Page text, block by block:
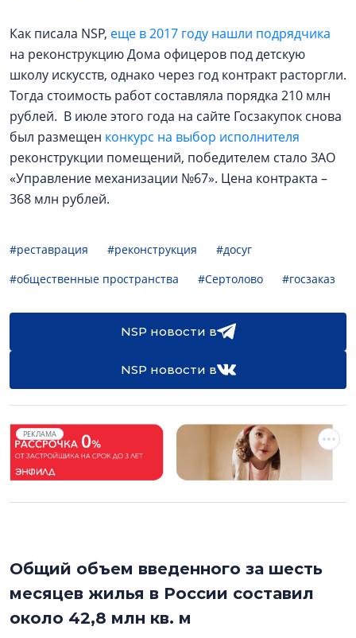
Как писала NSP, еще в 2017 году нашли подрядчика
на реконструкцию Дома офицеров под детскую
школу искусств, однако через год контракт расторгли.
Тогда стоимость работ составляла порядка 210 млн
рублей. В июле этого года на сайте Госзакупок снова
был размещен конкурс на выбор исполнителя
реконструкции помещений, победителем стало ЗАО
«Управление механизации №67». Цена контракта –
368 млн рублей.
#реставрация #реконструкция
#досуг
#общественные пространства
#Сертолово #госзаказ
NSP новости в
NSP новости в
РЕКЛАМА
Общий объем введенного за шесть
месяцев жилья в России составил
около 42,8 млн кв. м